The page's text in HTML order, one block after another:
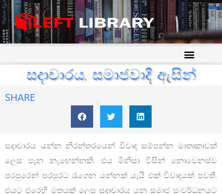
සදාචාරය, සමාජවාදී ඇසින්
SHARE
සදාචාරය යන්න නිරන්තරයෙන් විවාද සම්පන්න මාතෘකාවක්
ලෙස පැන නැඟෙන්නකි. එය මිනිසා විසින් නොවෙනස්ව
පරපුරෙන් පරපුරට රැගෙන යන්නක් යැයි එක් විවාදයක් පවතී.
එයට එරෙහි මතයක් ලෙස සදාචාරය යනු සමාජ සංවර්ධනයට